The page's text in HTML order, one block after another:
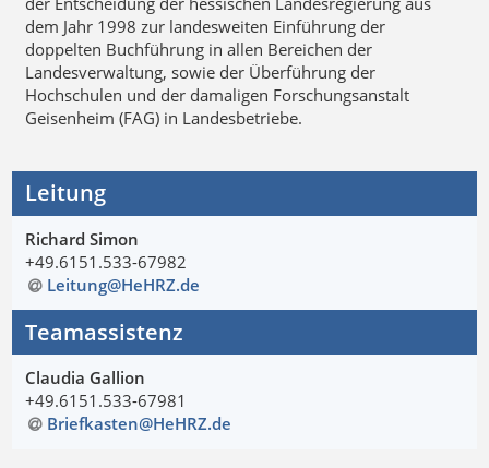
dem Jahr 1998 zur landesweiten Einführung der
doppelten Buchführung in allen Bereichen der
Landesverwaltung, sowie der Überführung der
Hochschulen und der damaligen Forschungsanstalt
Geisenheim (FAG) in Landesbetriebe.
Leitung
Richard Simon
+49.6151.533-67982
Leitung@HeHRZ.de
Teamassistenz
Claudia Gallion
+49.6151.533-67981
Briefkasten@HeHRZ.de